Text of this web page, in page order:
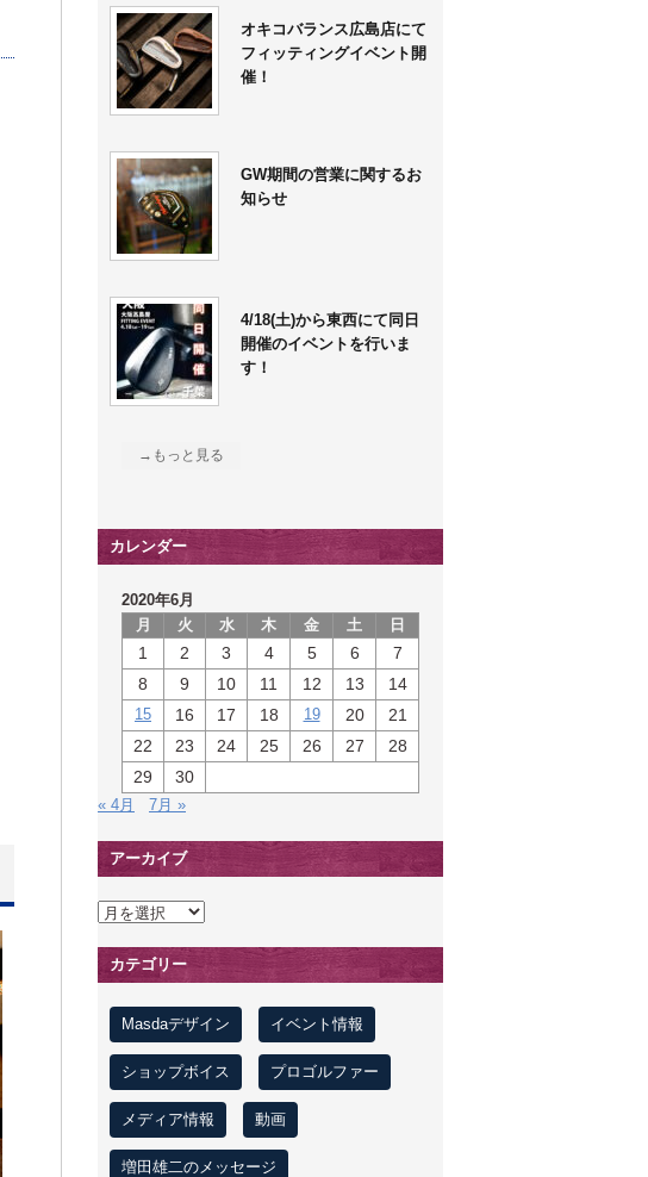
オキコバランス広島店にて
フィッティングイベント開
催！
GW期間の営業に関するお
知らせ
4/18(土)から東西にて同日
開催のイベントを行いま
す！
→もっと見る
カレンダー
2020年6月
月
火 水 木 金 土 日
1 2 3 4 5 6
7
8
9 10 11 12 13 14
15 16 17 18 19 20
21
22
23 24 25 26 27
28
29
30
« 4月 7月 »
アーカイブ
ア
カ
イ
ブ
カテゴリー
Masdaデザイン イベント情報
ショップボイス プロゴルファー
メディア情報 動画
増田雄二のメッセージ